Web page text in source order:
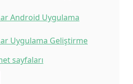
Android Uygulama
Uygulama Geliştirme
sayfaları